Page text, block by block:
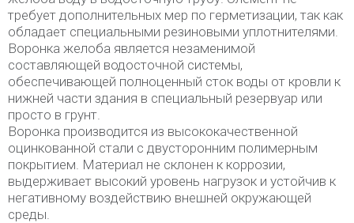
требует дополнительных мер по герметизации, так как
обладает специальными резиновыми уплотнителями.
Воронка желоба является незаменимой
составляющей водосточной системы,
обеспечивающей полноценный сток воды от кровли к
нижней части здания в специальный резервуар или
просто в грунт.
Воронка производится из высококачественной
оцинкованной стали с двусторонним полимерным
покрытием. Материал не склонен к коррозии,
выдерживает высокий уровень нагрузок и устойчив к
негативному воздействию внешней окружающей
среды.